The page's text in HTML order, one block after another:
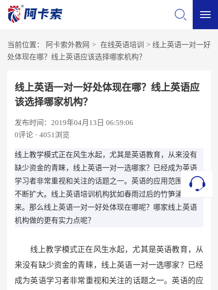
当前位置： 阿卡索外教网 > 在线英语培训 > 线上英语一对一好
处体现在哪？线上英语应该选择哪家机构？
线上英语一对一好处体现在哪？线上英语应
该选择哪家机构？
发布时间：2019年04月13日 06:59:06
0评论 · 4051浏览
线上教学模式正在风生水起，尤其是英语教育，从来没有
缺少资金的青睐，线上英语一对一选哪家？已经成为英语
学习者非常重视和关注的话题之一。英语的应用范围也在
不断扩大。线上英语培训机构犹如春雨过后的竹笋涌现出
来。那么线上英语一对一好处体现在哪呢？哪家线上英语
机构做的更有实力点呢？
线上教学模式正在风生水起，尤其是英语教育，从
来没有缺少资金的青睐，线上英语一对一选哪家？已经
成为英语学习者非常重视和关注的话题之一。英语的应